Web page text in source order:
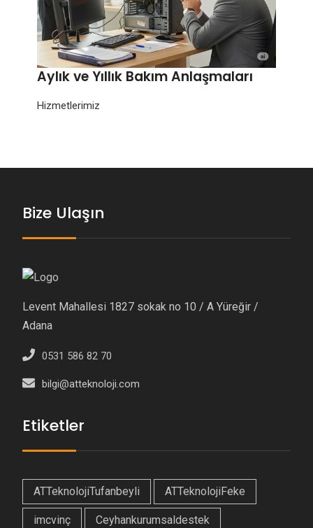
Aylık ve Yıllık Bakım Anlaşmaları
Hizmetlerimiz
Bize Ulaşın
Levent Mahallesi 1827 sokak no 10 / A Yüreğir /
Adana
0531 586 82 70
bilgi@atteknoloji.com
Etiketler
ATTeknolojiTufanbeyli ATTeknolojiFeke
imcvinç Ceyhankurumsaldestek